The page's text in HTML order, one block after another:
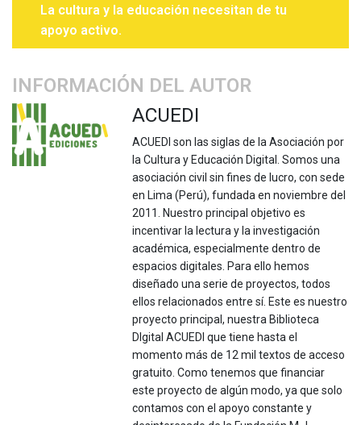
La cultura y la educación necesitan de tu
apoyo activo.
INFORMACIÓN DEL AUTOR
ACUEDI
ACUEDI son las siglas de la Asociación por
la Cultura y Educación Digital. Somos una
asociación civil sin fines de lucro, con sede
en Lima (Perú), fundada en noviembre del
2011. Nuestro principal objetivo es
incentivar la lectura y la investigación
académica, especialmente dentro de
espacios digitales. Para ello hemos
diseñado una serie de proyectos, todos
ellos relacionados entre sí. Este es nuestro
proyecto principal, nuestra Biblioteca
DIgital ACUEDI que tiene hasta el
momento más de 12 mil textos de acceso
gratuito. Como tenemos que financiar
este proyecto de algún modo, ya que solo
contamos con el apoyo constante y